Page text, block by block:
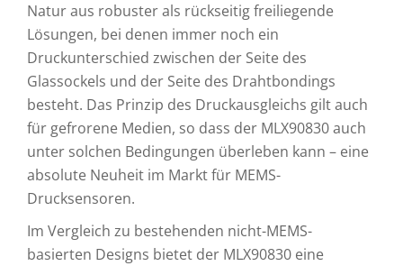
Natur aus robuster als rückseitig freiliegende
Lösungen, bei denen immer noch ein
Druckunterschied zwischen der Seite des
Glassockels und der Seite des Drahtbondings
besteht. Das Prinzip des Druckausgleichs gilt auch
für gefrorene Medien, so dass der MLX90830 auch
unter solchen Bedingungen überleben kann – eine
absolute Neuheit im Markt für MEMS-
Drucksensoren.
Im Vergleich zu bestehenden nicht-MEMS-
basierten Designs bietet der MLX90830 eine